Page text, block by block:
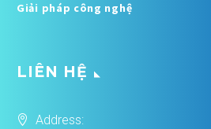
Giải pháp công nghệ
LIÊN HỆ
Address: